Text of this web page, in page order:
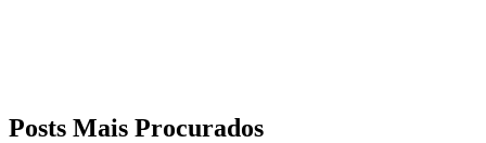
Posts Mais Procurados